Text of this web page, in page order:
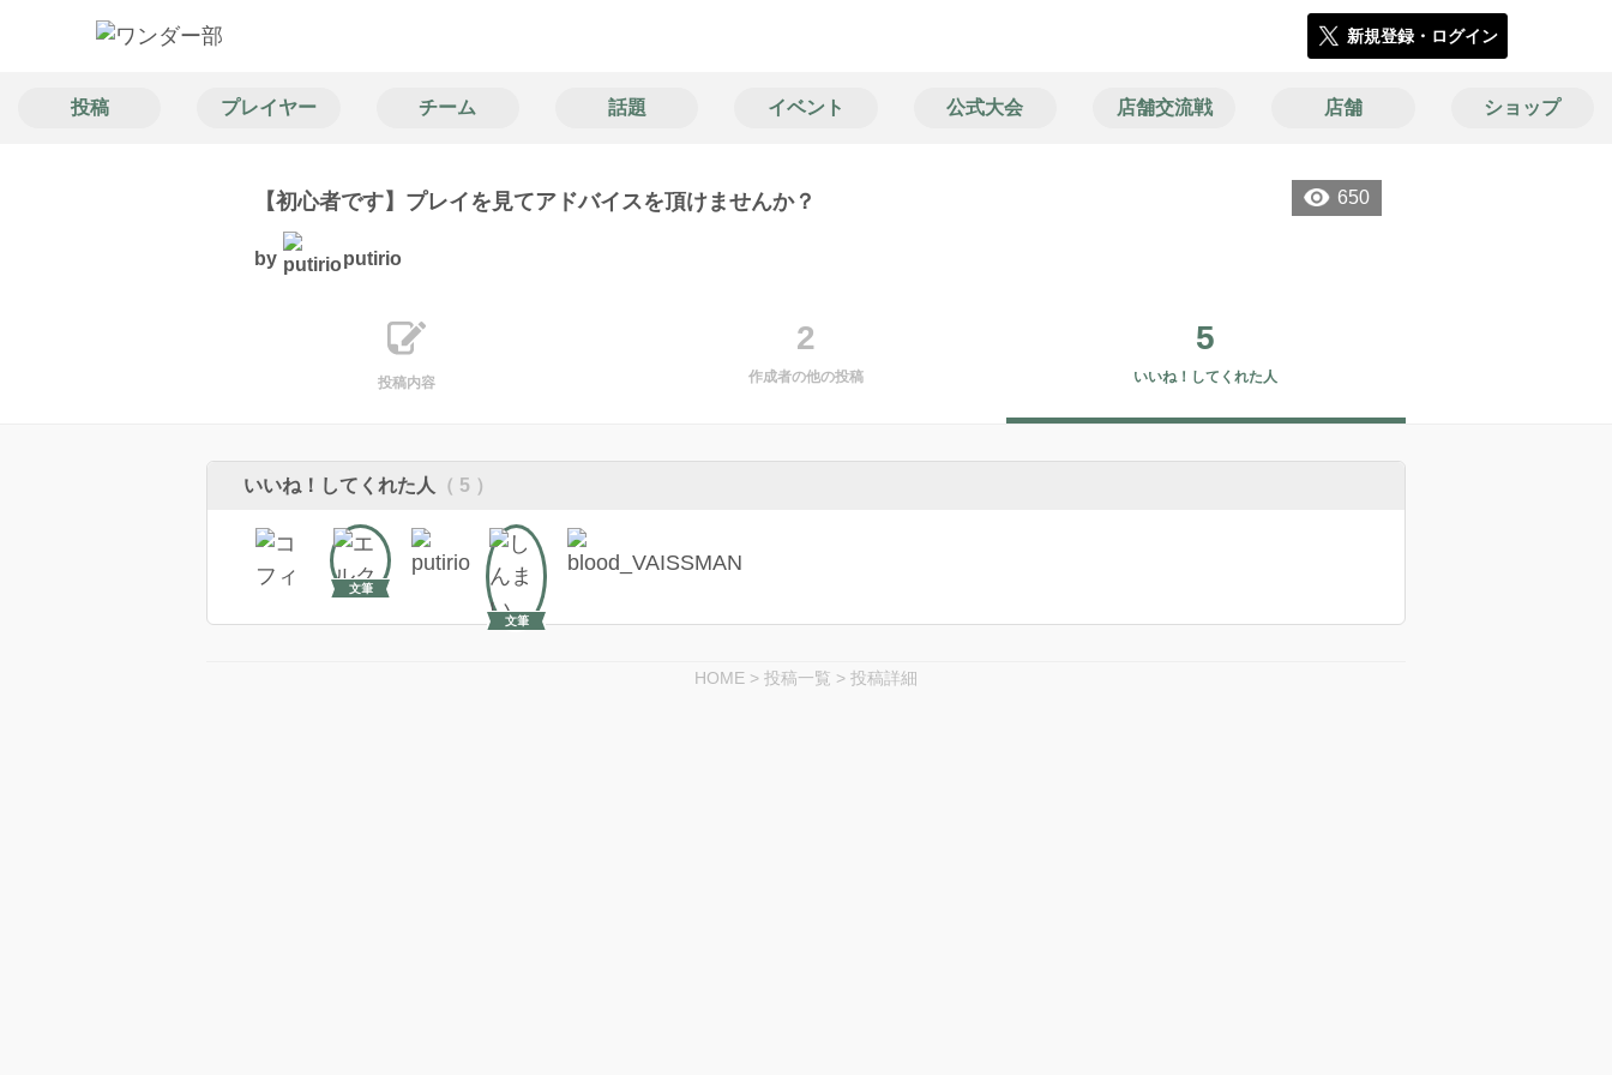
新規登録・ログイン
投稿 プレイヤー チーム 話題 イベント 公式大会 店舗交流戦 店舗 ショップ
650
【初心者です】プレイを見てアドバイスを頂けませんか？
by putirio
投稿内容
2
作成者の他の投稿
5
いいね！してくれた人
いいね！してくれた人 （ 5 ）
文筆
文筆
HOME > 投稿一覧 > 投稿詳細